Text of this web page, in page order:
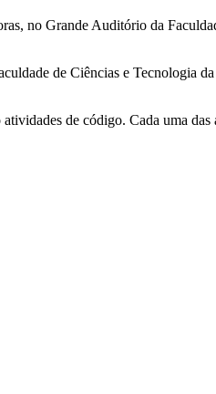
no Grande Auditório da
de Ciências e Tecnologia
de código. Cada uma